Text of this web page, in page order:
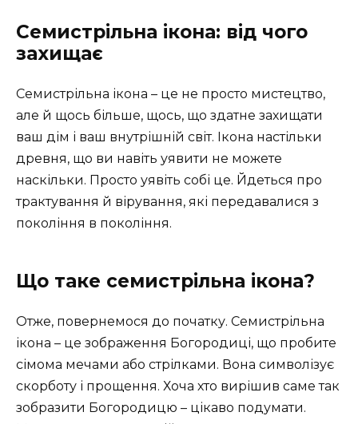
Семистрільна ікона: від чого
захищає
Семистрільна ікона – це не просто мистецтво,
але й щось більше, щось, що здатне захищати
ваш дім і ваш внутрішній світ. Ікона настільки
древня, що ви навіть уявити не можете
наскільки. Просто уявіть собі це. Йдеться про
трактування й вірування, які передавалися з
покоління в покоління.
Що таке семистрільна ікона?
Отже, повернемося до початку. Семистрільна
ікона – це зображення Богородиці, що пробите
сімома мечами або стрілками. Вона символізує
скорботу і прощення. Хоча хто вирішив саме так
зобразити Богородицю – цікаво подумати.